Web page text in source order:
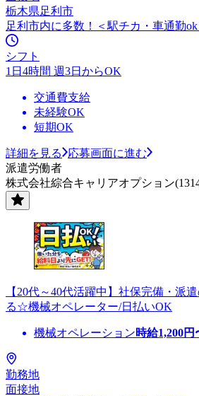
栃木県足利市
足利市内に多数！＜駅チカ・車通勤ok
シフト
1日4時間 週3日からOK
交通費支給
未経験OK
短期OK
詳細を見る
応募画面に進む
派遣労働者
株式会社綜合キャリアオプション
【20代～40代活躍中】社保完備・派
る☆機械オペレーター/日払いOK
機械オペレーション時給1,200円
勤務地
面接地